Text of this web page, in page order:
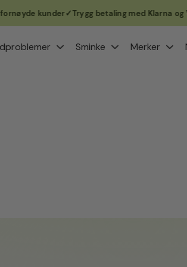
kunder Trygg betaling med Klarna og Vipps
Sminke Merker